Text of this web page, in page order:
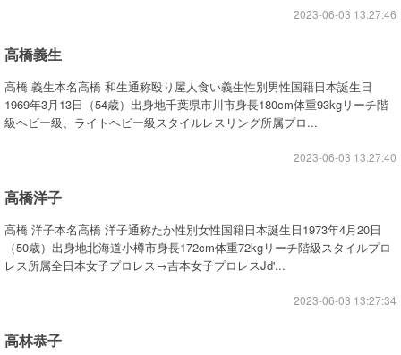
2023-06-03 13:27:46
高橋義生
高橋 義生本名高橋 和生通称殴り屋人食い義生性別男性国籍日本誕生日
1969年3月13日（54歳）出身地千葉県市川市身長180cm体重93kgリーチ階
級ヘビー級、ライトヘビー級スタイルレスリング所属プロ...
2023-06-03 13:27:40
高橋洋子
高橋 洋子本名高橋 洋子通称たか性別女性国籍日本誕生日1973年4月20日
（50歳）出身地北海道小樽市身長172cm体重72kgリーチ階級スタイルプロ
レス所属全日本女子プロレス→吉本女子プロレスJd'...
2023-06-03 13:27:34
高林恭子